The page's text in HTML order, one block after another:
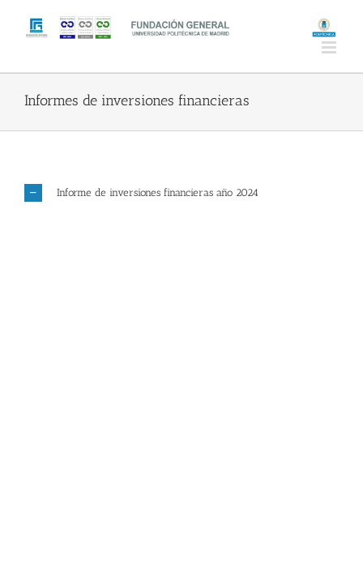
contenido
Informes de inversiones financieras
Informe de inversiones financieras año 2024